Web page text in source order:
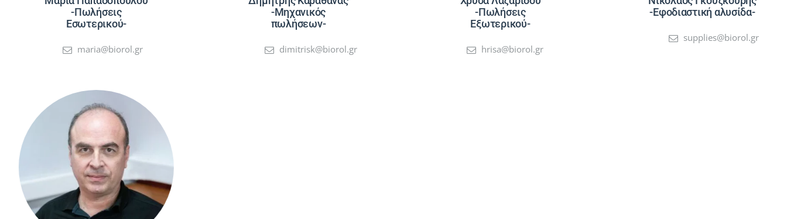
-Πωλήσεις
Εσωτερικού-
maria@biorol.gr
-Μηχανικός
πωλήσεων-
dimitrisk@biorol.gr
-Πωλήσεις
Εξωτερικού-
hrisa@biorol.gr
-Εφοδιαστική αλυσίδα-
supplies@biorol.gr